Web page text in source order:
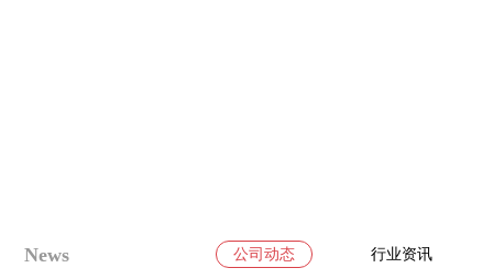
News 公司动态 行业资讯